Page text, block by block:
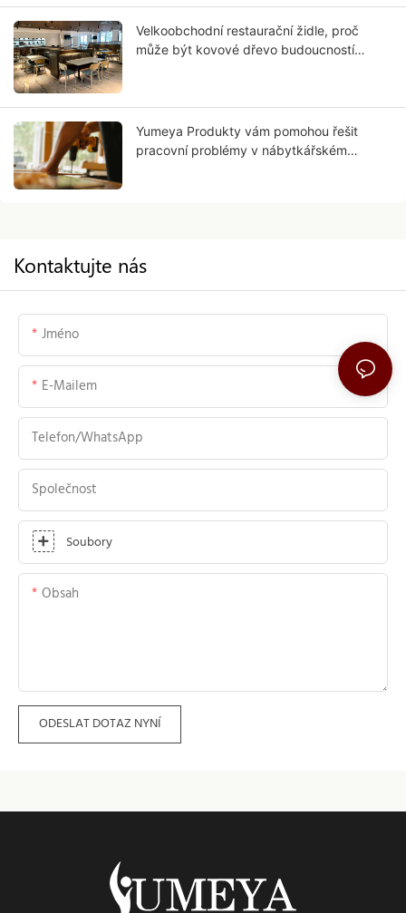
Velkoobchodní restaurační židle, proč
může být kovové dřevo budoucností
Yumeya Produkty vám pomohou řešit
pracovní problémy v nábytkářském
Kontaktujte nás
Jméno
E-Mailem
Telefon/WhatsApp
Společnost
Soubory
Obsah
ODESLAT DOTAZ NYNÍ